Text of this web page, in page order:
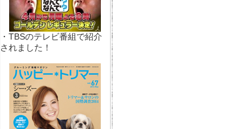
・TBSのテレビ番組で紹介
されました！